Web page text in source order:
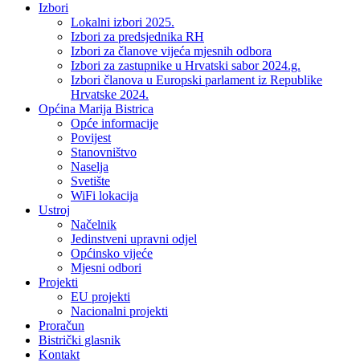
Izbori
Lokalni izbori 2025.
Izbori za predsjednika RH
Izbori za članove vijeća mjesnih odbora
Izbori za zastupnike u Hrvatski sabor 2024.g.
Izbori članova u Europski parlament iz Republike
Hrvatske 2024.
Općina Marija Bistrica
Opće informacije
Povijest
Stanovništvo
Naselja
Svetište
WiFi lokacija
Ustroj
Načelnik
Jedinstveni upravni odjel
Općinsko vijeće
Mjesni odbori
Projekti
EU projekti
Nacionalni projekti
Proračun
Bistrički glasnik
Kontakt